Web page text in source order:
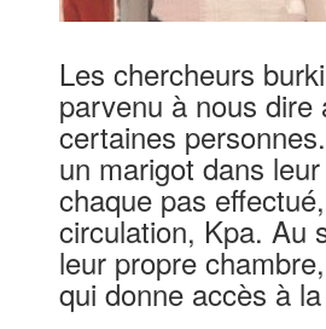
Les chercheurs
parvenu à nous
certaines
un marigot dans
chaque pas
circulation, Kpa. Au
leur propre
qui donne accès à